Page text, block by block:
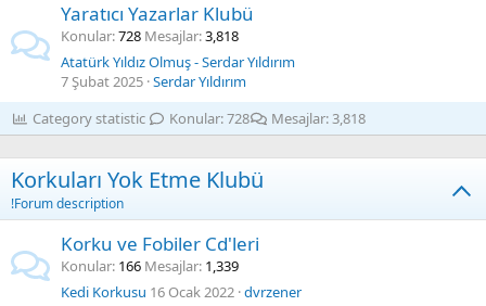
Yaratıcı Yazarlar Klubü
Konular 728 Mesajlar 3,818
Atatürk Yıldız Olmuş - Serdar Yıldırım
7 Şubat 2025 Serdar Yıldırım
Category statistic
Konular 728 Mesajlar 3,818
Korkuları Yok Etme Klubü
!Forum description
Korku ve Fobiler Cd'leri
Konular 166 Mesajlar 1,339
Kedi Korkusu 16 Ocak 2022 dvrzener